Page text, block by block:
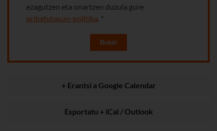
ezagutzen eta onartzen duzula gure
pribatutasun-politika . *
Bidali
+ Erantsi a Google Calendar
Esportatu + iCal / Outlook